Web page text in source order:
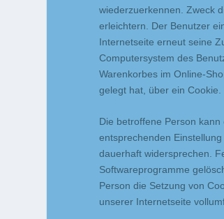
wiederzuerkennen. Zweck
erleichtern. Der Benutzer
Internetseite erneut seine
Computersystem des
Warenkorbes im Online-
gelegt hat, über ein Cookie.
Die betroffene Person
entsprechenden
dauerhaft widersprechen.
Softwareprogramme
Person die Setzung von
unserer Internetseite